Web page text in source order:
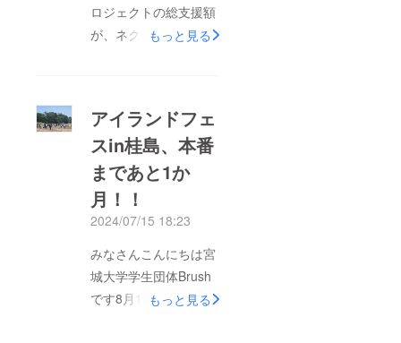
ロジェクトの総支援額
が、ネクストゴール
にクラウドファンディ
ングを開始し、なんと
15日後に第一目標であ
る75万円を達成そして
なんと、7月27日にネ
たしました！皆様から
の多大なご支援によ
り、日々活動できてお
もっと見る
アイランドフェ
スin桂島、本番
まであと1か
月！！
2024/07/15 18:23
みなさんこんにちは宮
城大学学生団体Brush
です8月10,11日に行わ
もっと見る